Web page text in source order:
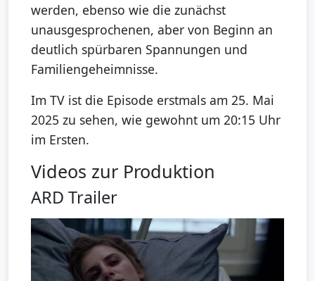
werden, ebenso wie die zunächst
unausgesprochenen, aber von Beginn an
deutlich spürbaren Spannungen und
Familiengeheimnisse.
Im TV ist die Episode erstmals am 25. Mai
2025 zu sehen, wie gewohnt um 20:15 Uhr
im Ersten.
Videos zur Produktion
ARD Trailer